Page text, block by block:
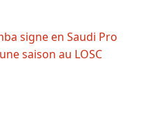
signe en Saudi Pro
saison au LOSC